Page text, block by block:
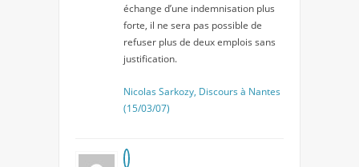
échange d’une indemnisation plus
forte, il ne sera pas possible de
refuser plus de deux emplois sans
justification.
Nicolas Sarkozy, Discours à Nantes
(15/03/07)